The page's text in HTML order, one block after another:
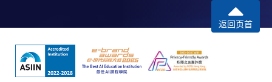
本學院（包括其僱員及附屬機構）對你在網上付款而由下列原
因所導致的任何損失，一概不負責；上述原因包括：（1）由
款卡、智能卡或其他付款的設施時出現任何信息或資訊傳送的
失誤、延誤、中斷、中止、或限制（2）從付款的網關傳送而
返回页首